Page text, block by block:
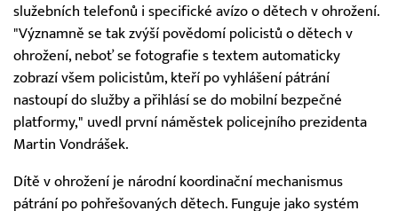
služebních telefonů i specifické avízo o dětech v ohrožení.
"Významně se tak zvýší povědomí policistů o dětech v
ohrožení, neboť se fotografie s textem automaticky
zobrazí všem policistům, kteří po vyhlášení pátrání
nastoupí do služby a přihlásí se do mobilní bezpečné
platformy," uvedl první náměstek policejního prezidenta
Martin Vondrášek.
Dítě v ohrožení je národní koordinační mechanismus
pátrání po pohřešovaných dětech. Funguje jako systém